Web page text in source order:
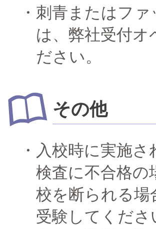
刺青またはフ
は、弊社受付
ださい。
その他
入校時に実施
検査に不合格の
校を断られる
受験してくださ